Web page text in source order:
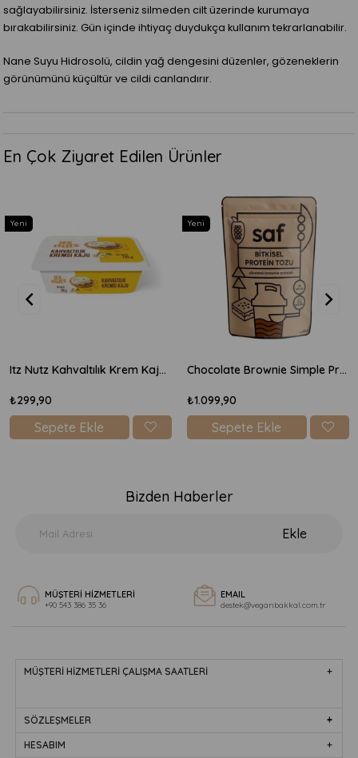
sağlayabilirsiniz. İsterseniz silmeden cilt üzerinde kurumaya
bırakabilirsiniz. Gün içinde ihtiyaç duydukça kullanım tekrarlanabilir.
Nane Suyu Hidrosolü, cildin yağ dengesini düzenler, gözeneklerin
görünümünü küçültür ve cildi canlandırır.
En Çok Ziyaret Edilen Ürünler
Itz Nutz Kahvaltılık Krem Kaju Peyniri 170gr
₺299,90
Sepete Ekle
Yeni
Chocolate Brownie Simple Protein Mix 600gr
₺1.099,90
Sepete Ekle
Yeni
Bizden Haberler
Ekle
MÜŞTERİ HİZMETLERİ
+90 543 386 35 36
EMAIL
destek@veganbakkal.com.tr
MÜŞTERİ HİZMETLERİ ÇALIŞMA SAATLERİ
SÖZLEŞMELER
HESABIM